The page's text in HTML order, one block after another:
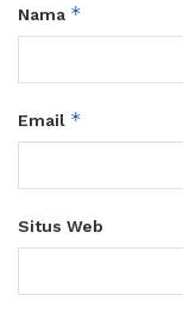
Nama *
Email *
Situs Web